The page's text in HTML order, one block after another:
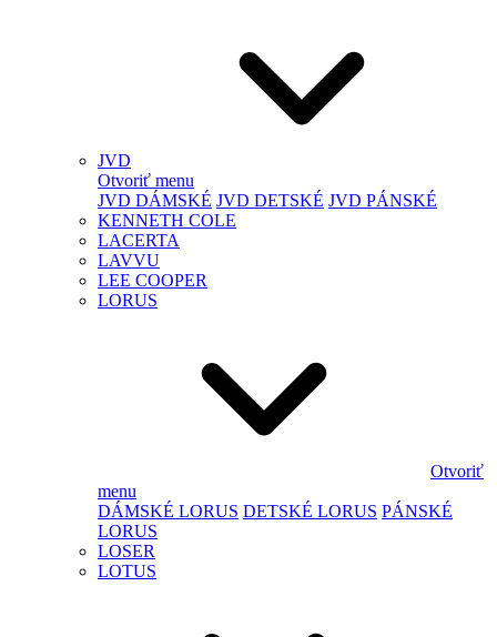
JVD
Otvoriť menu
JVD DÁMSKÉ JVD DETSKÉ JVD PÁNSKÉ
KENNETH COLE
LACERTA
LAVVU
LEE COOPER
LORUS
Otvoriť
menu
DÁMSKÉ LORUS DETSKÉ LORUS PÁNSKÉ
LORUS
LOSER
LOTUS